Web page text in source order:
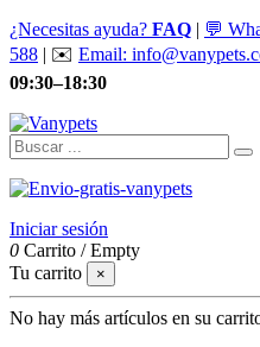
¿Necesitas ayuda? FAQ | 💬
588 | ✉️ Email:
09:30–18:30
Iniciar sesión
0 Carrito /Empty
Tu carrito
×
No hay más artículos en su